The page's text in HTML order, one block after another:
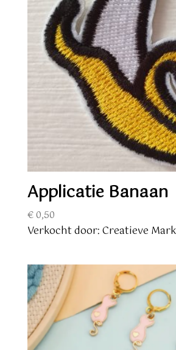
Applicatie Banaan
€0,50
Verkocht door: Creatieve